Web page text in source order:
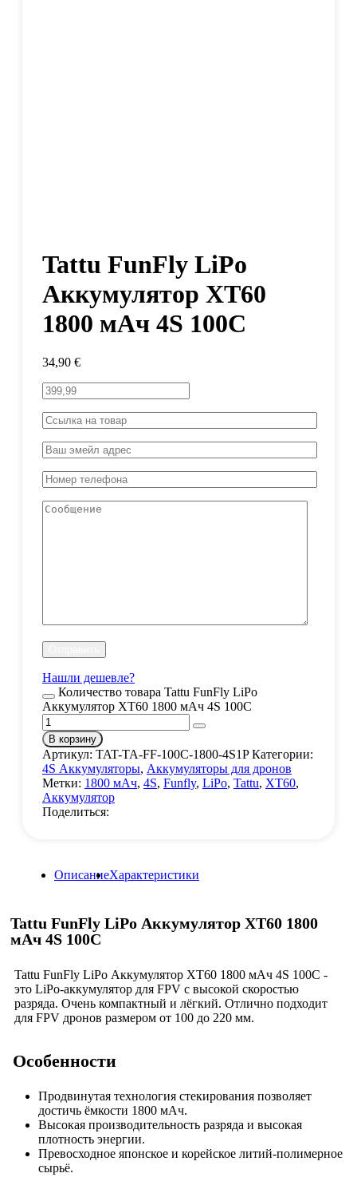
Tattu FunFly LiPo
Аккумулятор XT60
1800 мАч 4S 100C
34,90 €
Нашли дешевле?
Количество товара Tattu FunFly LiPo
Аккумулятор XT60 1800 мАч 4S 100C
В корзину
Артикул: TAT-TA-FF-100C-1800-4S1PКатегории:
4S Аккумуляторы, Аккумуляторы для дронов
Метки: 1800 мАч, 4S, Funfly, LiPo, Tattu, XT60,
Аккумулятор
Поделиться:
ОписаниеХарактеристики
Tattu FunFly LiPo Аккумулятор XT60 1800
мАч 4S 100C
Tattu FunFly LiPo Аккумулятор XT60 1800 мАч 4S 100C -
это LiPo-аккумулятор для FPV с высокой скоростью
разряда. Очень компактный и лёгкий. Отлично подходит
для FPV дронов размером от 100 до 220 мм.
Особенности
Продвинутая технология стекирования позволяет
достичь ёмкости 1800 мАч.
Высокая производительность разряда и высокая
плотность энергии.
Превосходное японское и корейское литий-полимерное
сырьё.